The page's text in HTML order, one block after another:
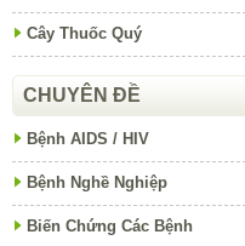
Cây Thuốc Quý
CHUYÊN ĐỀ
Bệnh AIDS / HIV
Bệnh Nghề Nghiệp
Biến Chứng Các Bệnh